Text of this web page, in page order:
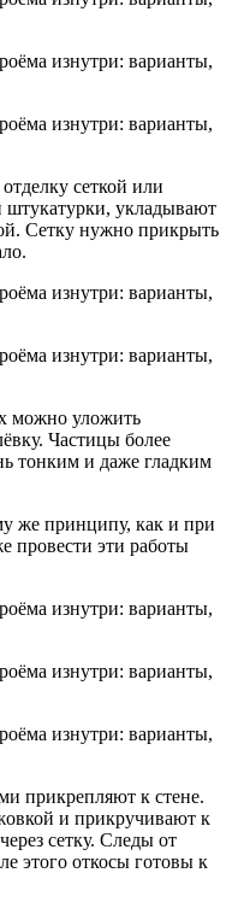
сеткой или
штукатурки, укладывают
Сетку нужно прикрыть
можно уложить
Частицы более
тонким и даже гладким
же принципу, как и при
провести эти работы
прикрепляют к стене.
и прикручивают к
сетку. Следы от
этого откосы готовы к